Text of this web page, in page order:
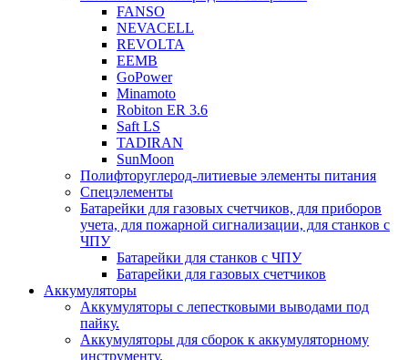
FANSO
NEVACELL
REVOLTA
EEMB
GoPower
Minamoto
Robiton ER 3.6
Saft LS
TADIRAN
SunMoon
Полифторуглерод-литиевые элементы питания
Спецэлементы
Батарейки для газовых счетчиков, для приборов
учета, для пожарной сигнализации, для станков с
ЧПУ
Батарейки для станков с ЧПУ
Батарейки для газовых счетчиков
Аккумуляторы
Аккумуляторы с лепестковыми выводами под
пайку.
Аккумуляторы для сборок к аккумуляторному
инструменту.